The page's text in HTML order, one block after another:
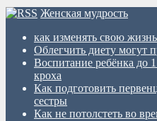
Женская мудрость
как изменять свою жизнь
Облегчить диету могут
Воспитание ребёнка до
кроха
Как подготовить
сестры
Как не потолстеть во